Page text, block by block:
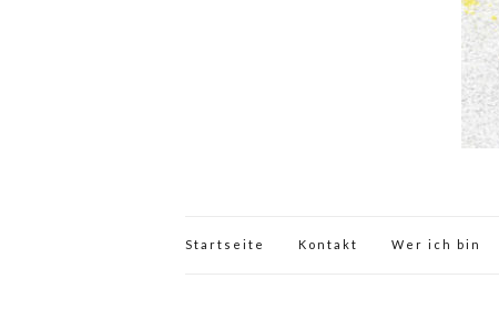
Startseite Kontakt Wer ich bin